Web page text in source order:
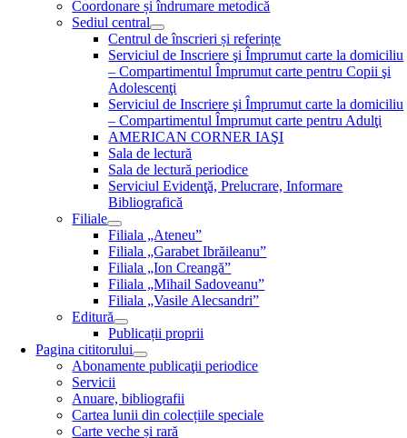
Coordonare și îndrumare metodică
Sediul central
Centrul de înscrieri și referințe
Serviciul de Inscriere şi Împrumut carte la domiciliu
– Compartimentul Împrumut carte pentru Copii şi
Adolescenţi
Serviciul de Inscriere şi Împrumut carte la domiciliu
– Compartimentul Împrumut carte pentru Adulţi
AMERICAN CORNER IAŞI
Sala de lectură
Sala de lectură periodice
Serviciul Evidenţă, Prelucrare, Informare
Bibliografică
Filiale
Filiala „Ateneu”
Filiala „Garabet Ibrăileanu”
Filiala „Ion Creangă”
Filiala „Mihail Sadoveanu”
Filiala „Vasile Alecsandri”
Editură
Publicații proprii
Pagina cititorului
Abonamente publicaţii periodice
Servicii
Anuare, bibliografii
Cartea lunii din colecțiile speciale
Carte veche și rară